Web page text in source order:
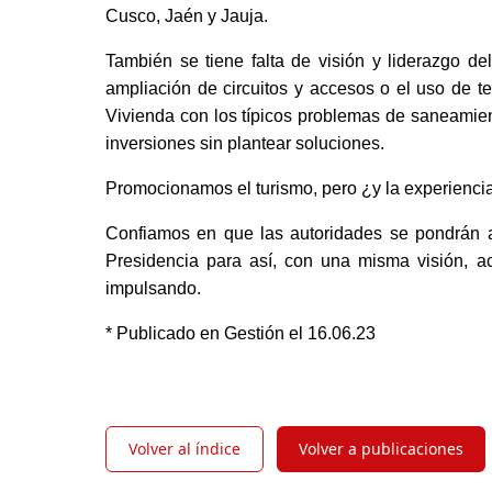
Cusco, Jaén y Jauja.
También se tiene falta de visión y liderazgo
ampliación de circuitos y accesos o el uso de
Vivienda con los típicos problemas de
inversiones sin plantear soluciones.
Promocionamos el turismo, pero ¿y la
Confiamos en que las autoridades se
Presidencia para así, con una misma visión,
impulsando.
* Publicado en Gestión el 16.06.23
Volver al índice Volver a publicaciones